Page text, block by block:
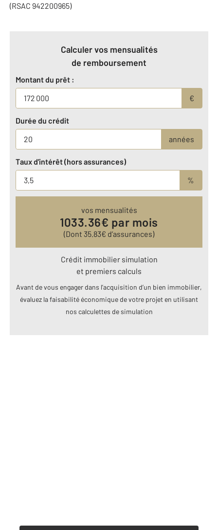
(RSAC 942200965)
Calculer vos mensualités
de remboursement
Montant du prêt :
€
Durée du crédit
années
Taux d'intérêt (hors assurances)
%
vos mensualités
1033.36€ par mois
(Dont 35.83€ d’assurances)
Crédit immobilier simulation
et premiers calculs
Avant de vous engager dans l’acquisition d’un bien immobilier,
évaluez la faisabilité économique de votre projet en utilisant
nos calculettes de simulation